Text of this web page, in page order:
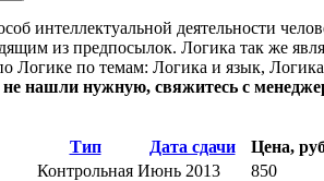
интеллектуальной деятельности
из предпосылок. Логика так же
Логике по темам: Логика и язык,
нашли нужную, свяжитесь с
Тип Дата сдачи
Цена,
Контрольная Июнь 2013
850